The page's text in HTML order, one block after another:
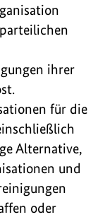
ihrer
für die
Alternative,
und
oder